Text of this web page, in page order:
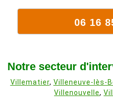
06 16
Notre secteur
Villematier, Villeneuve-lès-
Villenouvelle,